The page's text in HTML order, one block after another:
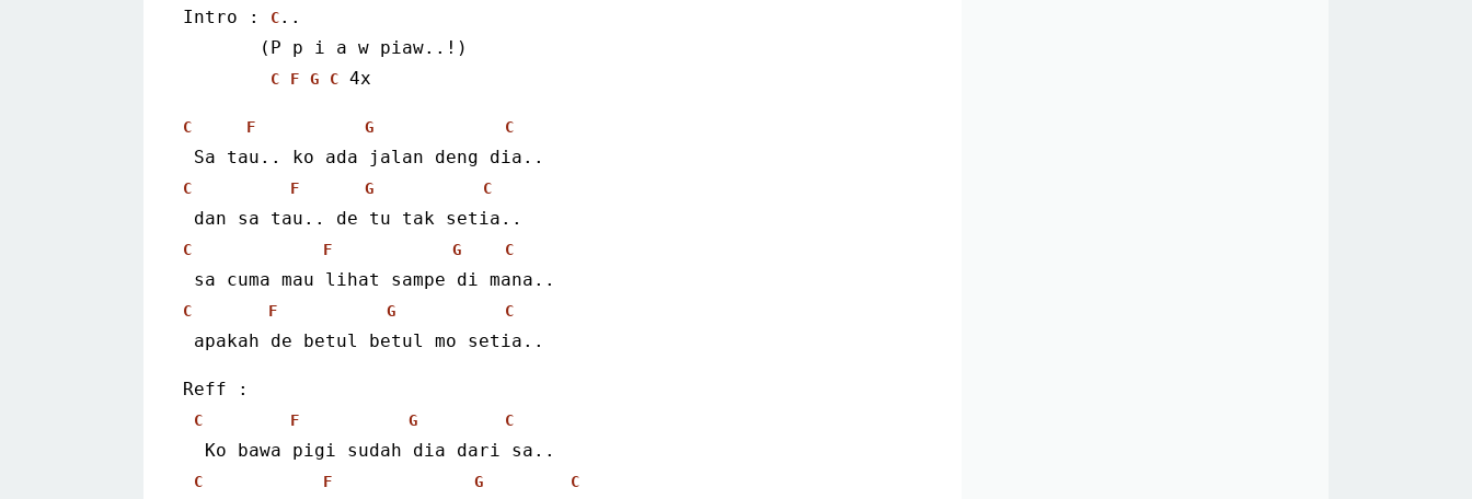
Intro : C..
       (P p i a w piaw..!)
C F G C 4x
C F G C
Sa tau.. ko ada jalan deng dia..
C F G C
dan sa tau.. de tu tak setia..
C F G C
sa cuma mau lihat sampe di mana..
C F G C
apakah de betul betul mo setia..
Reff :
C F G C
  Ko bawa pigi sudah dia dari sa..
C F G C